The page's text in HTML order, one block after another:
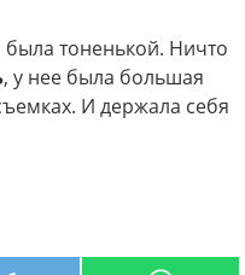
тоненькой. Ничто
, у нее была большая
И держала себя